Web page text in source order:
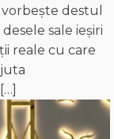
destul
sale ieșiri
reale cu care